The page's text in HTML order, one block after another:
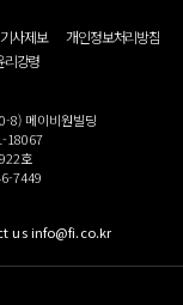
기사제보
개인정보처리방침
리강령
8) 메이비원빌딩
18067
호
7449
us info@fi.co.kr